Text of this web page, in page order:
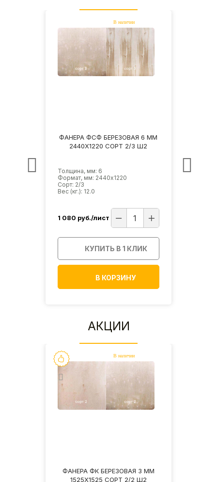
ФАНЕРА ФСФ БЕРЕЗОВАЯ 6 ММ
2440Х1220 СОРТ 2/3 Ш2
Толщина, мм: 6
Формат, мм: 2440х1220
Сорт: 2/3
Вес (кг.): 12.0
1 080 руб./лист
КУПИТЬ В 1 КЛИК
В КОРЗИНУ
АКЦИИ
ФАНЕРА ФК БЕРЕЗОВАЯ 3 ММ
1525Х1525 СОРТ 2/2 Ш2